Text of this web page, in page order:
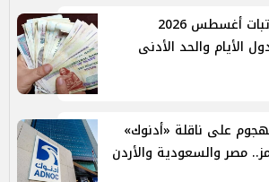
موعد صرف مرتبات أغسطس 2026
الأيام والحد الأدنى
على ناقلة «أدنوك»
مصر والسعودية والأردن